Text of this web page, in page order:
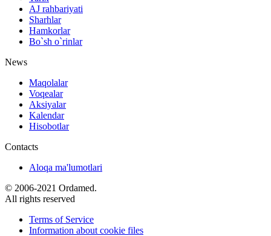
AJ rahbariyati
Sharhlar
Hamkorlar
Bo`sh o`rinlar
News
Maqolalar
Voqealar
Aksiyalar
Kalendar
Hisobotlar
Contacts
Aloqa ma'lumotlari
© 2006-2021 Ordamed.
All rights reserved
Terms of Service
Information about cookie files